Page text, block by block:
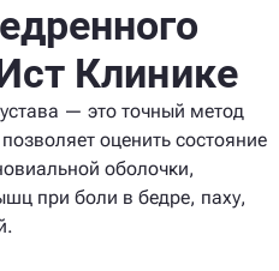
Клинике
— это точный метод
оценить состояние
оболочки,
при боли в бедре, паху,